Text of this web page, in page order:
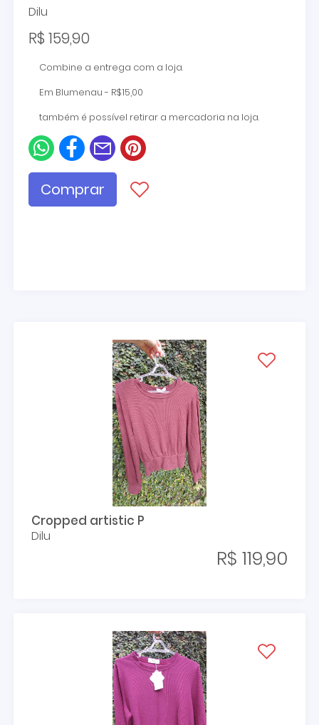
Dilu
R$ 159,90
Combine a entrega com a loja.
Em Blumenau - R$15,00
também é possível retirar a mercadoria na loja.
Comprar
Cropped artistic P
Dilu
R$ 119,90